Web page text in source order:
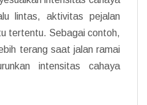
lintas, aktivitas pejalan
tertentu. Sebagai contoh,
terang saat jalan ramai
intensitas cahaya